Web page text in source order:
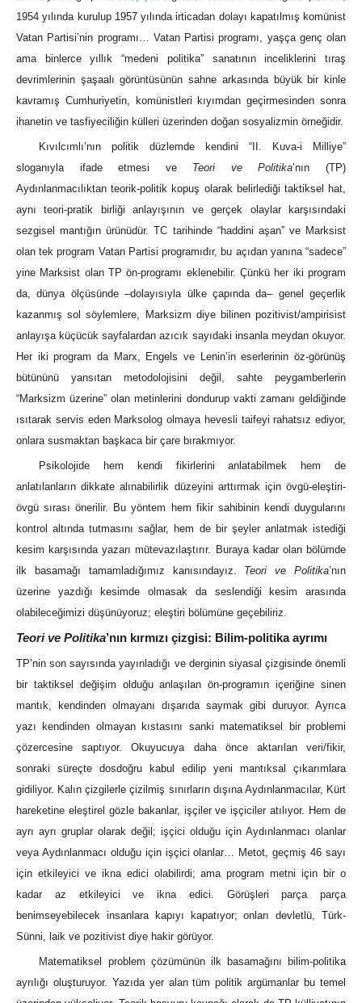
1954 yılında kurulup 1957 yılında irticadan dolayı kapatılmış komünist
Vatan Partisi’nin programı… Vatan Partisi programı, yaşça genç olan
ama binlerce yıllık “medeni politika” sanatının inceliklerini tıraş
devrimlerinin şaşaalı görüntüsünün sahne arkasında büyük bir kinle
kavramış Cumhuriyetin, komünistleri kıyımdan geçirmesinden sonra
ihanetin ve tasfiyeciliğin külleri üzerinden doğan sosyalizmin örneğidir.
Kıvılcımlı’nın politik düzlemde kendini “II. Kuva-i Milliye”
sloganıyla ifade etmesi ve Teori ve Politika’nın (TP)
Aydınlanmacılıktan teorik-politik kopuş olarak belirlediği taktiksel hat,
aynı teori-pratik birliği anlayışının ve gerçek olaylar karşısındaki
sezgisel mantığın ürünüdür. TC tarihinde “haddini aşan” ve Marksist
olan tek program Vatan Partisi programıdır, bu açıdan yanına “sadece”
yine Marksist olan TP ön-programı eklenebilir. Çünkü her iki program
da, dünya ölçüsünde –dolayısıyla ülke çapında da– genel geçerlik
kazanmış sol söylemlere, Marksizm diye bilinen pozitivist/ampirisist
anlayışa küçücük sayfalardan azıcık sayıdaki insanla meydan okuyor.
Her iki program da Marx, Engels ve Lenin’in eserlerinin öz-görünüş
bütününü yansıtan metodolojisini değil, sahte peygamberlerin
“Marksizm üzerine” olan metinlerini dondurup vakti zamanı geldiğinde
ısıtarak servis eden Marksolog olmaya hevesli taifeyi rahatsız ediyor,
onlara susmaktan başkaca bir çare bırakmıyor.
Psikolojide hem kendi fikirlerini anlatabilmek hem de
anlatılanların dikkate alınabilirlik düzeyini arttırmak için övgü-eleştiri-
övgü sırası önerilir. Bu yöntem hem fikir sahibinin kendi duygularını
kontrol altında tutmasını sağlar, hem de bir şeyler anlatmak istediği
kesim karşısında yazarı mütevazılaştırır. Buraya kadar olan bölümde
ilk basamağı tamamladığımız kanısındayız. Teori ve Politika’nın
üzerine yazdığı kesimde olmasak da seslendiği kesim arasında
olabileceğimizi düşünüyoruz; eleştiri bölümüne geçebiliriz.
Teori ve Politika’nın kırmızı çizgisi: Bilim-politika ayrımı
TP’nin son sayısında yayınladığı ve derginin siyasal çizgisinde önemli
bir taktiksel değişim olduğu anlaşılan ön-programın içeriğine sinen
mantık, kendinden olmayanı dışarıda saymak gibi duruyor. Ayrıca
yazı kendinden olmayan kıstasını sanki matematiksel bir problemi
çözercesine saptıyor. Okuyucuya daha önce aktarılan veri/fikir,
sonraki süreçte dosdoğru kabul edilip yeni mantıksal çıkarımlara
gidiliyor. Kalın çizgilerle çizilmiş sınırların dışına Aydınlanmacılar, Kürt
hareketine eleştirel gözle bakanlar, işçiler ve işçiciler atılıyor. Hem de
ayrı ayrı gruplar olarak değil; işçici olduğu için Aydınlanmacı olanlar
veya Aydınlanmacı olduğu için işçici olanlar… Metot, geçmiş 46 sayı
için etkileyici ve ikna edici olabilirdi; ama program metni için bir o
kadar az etkileyici ve ikna edici. Görüşleri parça parça
benimseyebilecek insanlara kapıyı kapatıyor; onları devletlü, Türk-
Sünni, laik ve pozitivist diye hakir görüyor.
Matematiksel problem çözümünün ilk basamağını bilim-politika
ayrılığı oluşturuyor. Yazıda yer alan tüm politik argümanlar bu temel